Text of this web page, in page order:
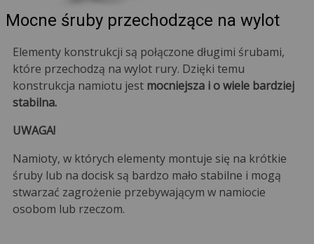
Mocne śruby przechodzące na wylot
Elementy konstrukcji są połączone długimi śrubami,
które przechodzą na wylot rury. Dzięki temu
konstrukcja namiotu jest mocniejsza i o wiele bardziej
stabilna.
UWAGA!
Namioty, w których elementy montuje się na krótkie
śruby lub na docisk są bardzo mało stabilne i mogą
stwarzać zagrożenie przebywającym w namiocie
osobom lub rzeczom.